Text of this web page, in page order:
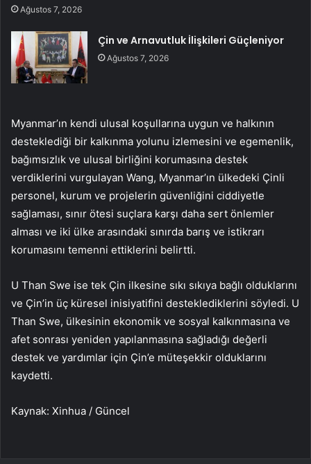
Ağustos 7, 2026
Çin ve Arnavutluk İlişkileri Güçleniyor
Ağustos 7, 2026
Myanmar’ın kendi ulusal koşullarına uygun ve halkının
desteklediği bir kalkınma yolunu izlemesini ve egemenlik,
bağımsızlık ve ulusal birliğini korumasına destek
verdiklerini vurgulayan Wang, Myanmar’ın ülkedeki Çinli
personel, kurum ve projelerin güvenliğini ciddiyetle
sağlaması, sınır ötesi suçlara karşı daha sert önlemler
alması ve iki ülke arasındaki sınırda barış ve istikrarı
korumasını temenni ettiklerini belirtti.
U Than Swe ise tek Çin ilkesine sıkı sıkıya bağlı olduklarını
ve Çin’in üç küresel inisiyatifini desteklediklerini söyledi. U
Than Swe, ülkesinin ekonomik ve sosyal kalkınmasına ve
afet sonrası yeniden yapılanmasına sağladığı değerli
destek ve yardımlar için Çin’e müteşekkir olduklarını
kaydetti.
Kaynak: Xinhua / Güncel